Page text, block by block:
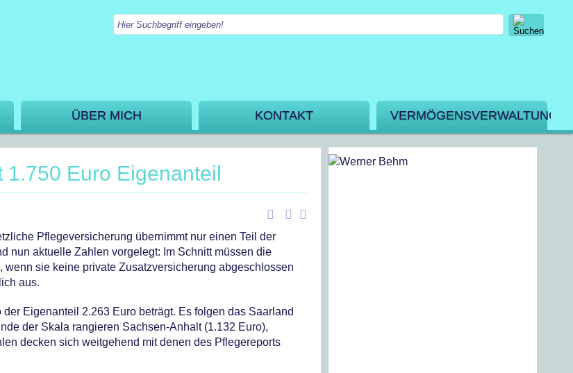
ÜBER MICH KONTAKT VERMÖGENSVERWALTUNG
Euro Eigenanteil
Pflegeversicherung übernimmt nur einen Teil der
nun aktuelle Zahlen vorgelegt: Im Schnitt müssen die
sie keine private Zusatzversicherung abgeschlossen
aus.
Eigenanteil 2.263 Euro beträgt. Es folgen das Saarland
der Skala rangieren Sachsen-Anhalt (1.132 Euro),
decken sich weitgehend mit denen des Pflegereports